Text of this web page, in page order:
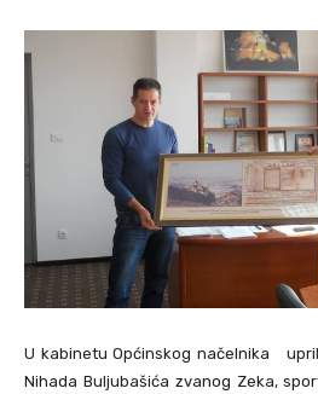
U kabinetu Općinskog načelnika
Nihada Buljubašića zvanog Zeka,